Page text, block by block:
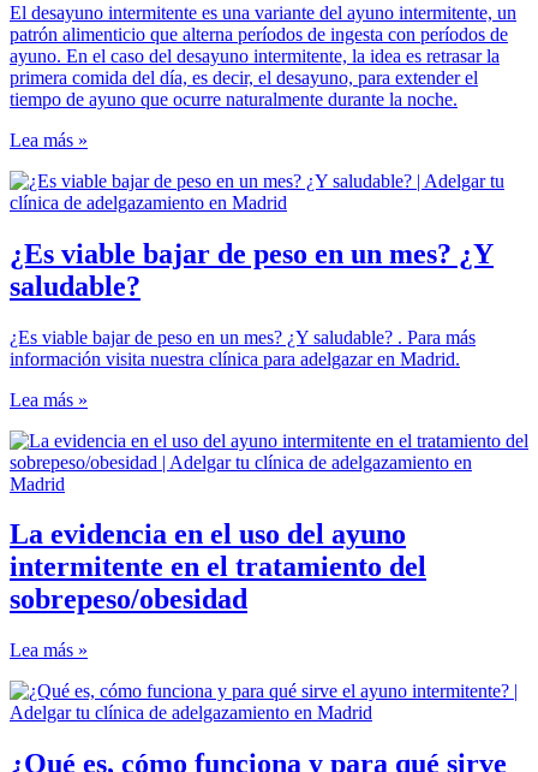
El desayuno intermitente es una variante del ayuno intermitente, un
patrón alimenticio que alterna períodos de ingesta con períodos de
ayuno. En el caso del desayuno intermitente, la idea es retrasar la
primera comida del día, es decir, el desayuno, para extender el
tiempo de ayuno que ocurre naturalmente durante la noche.
Lea más »
¿Es viable bajar de peso en un mes? ¿Y
saludable?
¿Es viable bajar de peso en un mes? ¿Y saludable? . Para más
información visita nuestra clínica para adelgazar en Madrid.
Lea más »
La evidencia en el uso del ayuno
intermitente en el tratamiento del
sobrepeso/obesidad
Lea más »
¿Qué es, cómo funciona y para qué sirve